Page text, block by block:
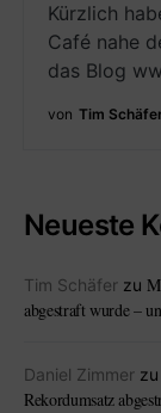
Kürzlich
Café nahe
das Blog
von Tim
Neueste
Tim Schäfer zu
abgestraft wurde –
Daniel Zimmer zu
Rekordumsatz